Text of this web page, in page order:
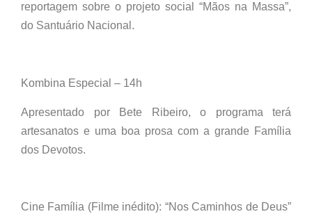
reportagem sobre o projeto social “Mãos na Massa”,
do Santuário Nacional.
Kombina Especial – 14h
Apresentado por Bete Ribeiro, o programa terá
artesanatos e uma boa prosa com a grande Família
dos Devotos.
Cine Família (Filme inédito): “Nos Caminhos de Deus”